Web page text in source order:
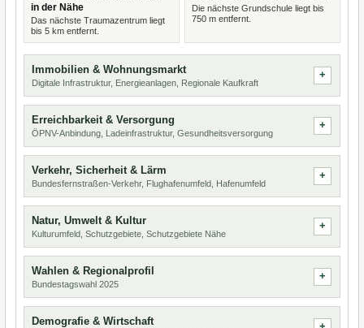
in der Nähe
Das nächste Traumazentrum liegt
bis 5 km entfernt.
Die nächste Grundschule liegt bis
750 m entfernt.
Immobilien & Wohnungsmarkt
Digitale Infrastruktur, Energieanlagen, Regionale Kaufkraft
Erreichbarkeit & Versorgung
ÖPNV-Anbindung, Ladeinfrastruktur, Gesundheitsversorgung
Verkehr, Sicherheit & Lärm
Bundesfernstraßen-Verkehr, Flughafenumfeld, Hafenumfeld
Natur, Umwelt & Kultur
Kulturumfeld, Schutzgebiete, Schutzgebiete Nähe
Wahlen & Regionalprofil
Bundestagswahl 2025
Demografie & Wirtschaft